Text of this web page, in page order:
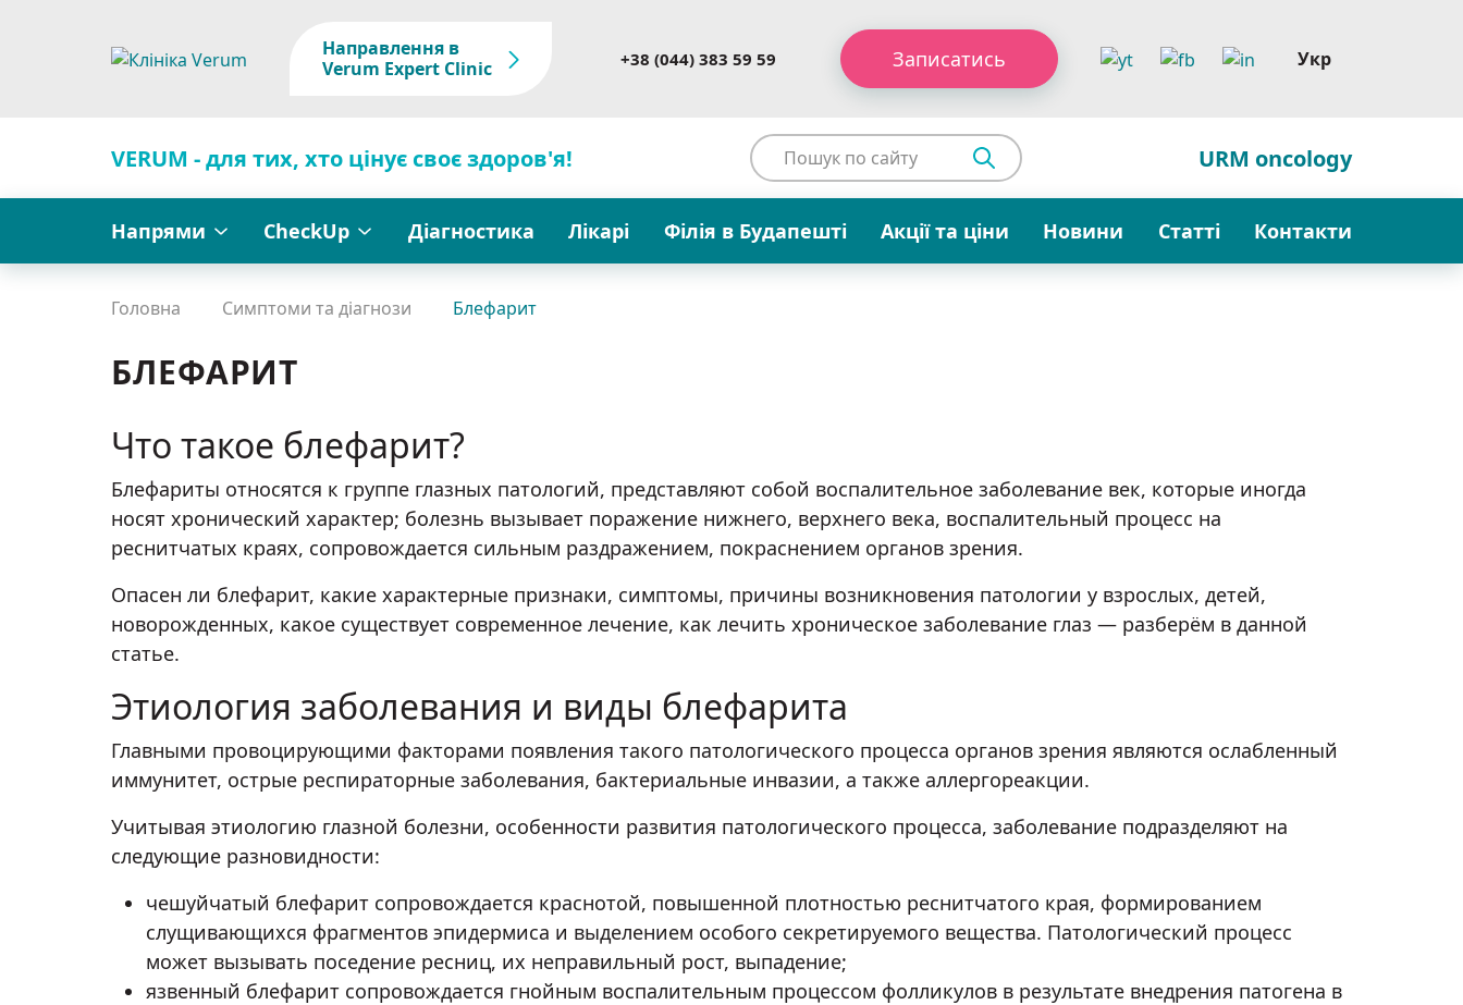
Направлення в
Verum Expert Clinic
+38 (044) 383 59 59 Записатись Укр
VERUM - для тих, хто цінує своє здоров'я! URM oncology
Напрями CheckUp Діагностика Лікарі Філія в Будапешті Акції та ціни Новини Статті Контакти
Головна Симптоми та діагнози Блефарит
БЛЕФАРИТ
Что такое блефарит?
Блефариты относятся к группе глазных патологий, представляют собой воспалительное заболевание век, которые иногда
носят хронический характер; болезнь вызывает поражение нижнего, верхнего века, воспалительный процесс на
реснитчатых краях, сопровождается сильным раздражением, покраснением органов зрения.
Опасен ли блефарит, какие характерные признаки, симптомы, причины возникновения патологии у взрослых, детей,
новорожденных, какое существует современное лечение, как лечить хроническое заболевание глаз — разберём в данной
статье.
Этиология заболевания и виды блефарита
Главными провоцирующими факторами появления такого патологического процесса органов зрения являются ослабленный
иммунитет, острые респираторные заболевания, бактериальные инвазии, а также аллергореакции.
Учитывая этиологию глазной болезни, особенности развития патологического процесса, заболевание подразделяют на
следующие разновидности:
чешуйчатый блефарит сопровождается краснотой, повышенной плотностью реснитчатого края, формированием
слущивающихся фрагментов эпидермиса и выделением особого секретируемого вещества. Патологический процесс
может вызывать поседение ресниц, их неправильный рост, выпадение;
язвенный блефарит сопровождается гнойным воспалительным процессом фолликулов в результате внедрения патогена в